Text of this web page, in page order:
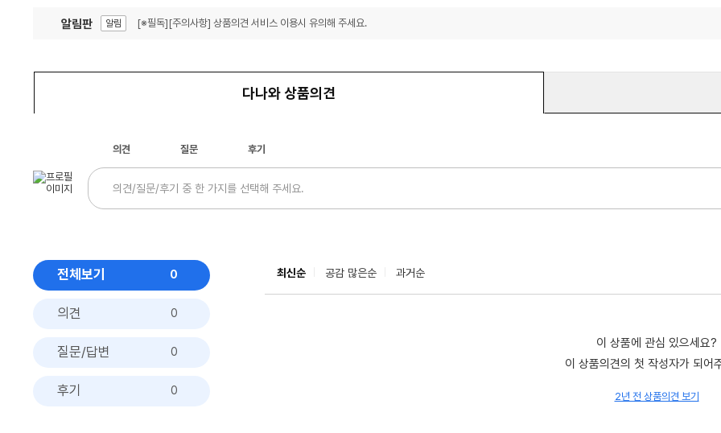
알림판 알림 [※필독][주의사항] 상품의견 서비스 이용시 유의해 주세요.
다나와 상품의견
의견 질문 후기
전체보기 0
의견 0
질문/답변 0
후기 0
최신순 공감 많은순 과거순
이 상품에 관심 있으세요?
이 상품의견의 첫 작성자가 되어
2년 전 상품의견 보기